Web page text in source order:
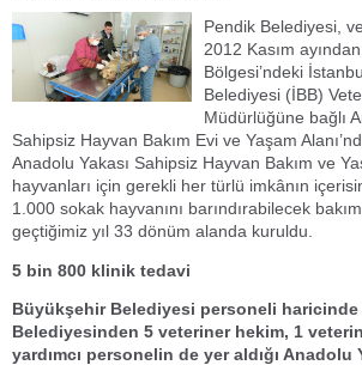
Pendik Belediyesi,
2012 Kasım
Bölgesi’ndeki
Belediyesi (İBB)
Müdürlüğüne bağlı
Sahipsiz Hayvan Bakım Evi ve Yaşam
Anadolu Yakası Sahipsiz Hayvan Bakım ve
hayvanları için gerekli her türlü imkânın
1.000 sokak hayvanını barındırabilecek
geçtiğimiz yıl 33 dönüm alanda kuruldu.
5 bin 800 klinik tedavi
Büyükşehir Belediyesi personeli haricinde
Belediyesinden 5 veteriner hekim, 1
yardımcı personelin de yer aldığı Anadolu